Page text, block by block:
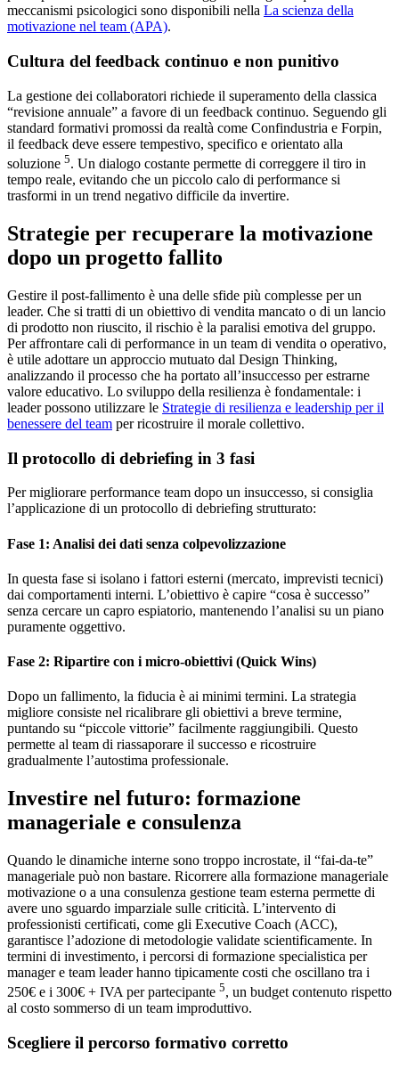
meccanismi psicologici sono disponibili nella La scienza della
motivazione nel team (APA).
Cultura del feedback continuo e non punitivo
La gestione dei collaboratori richiede il superamento della classica
“revisione annuale” a favore di un feedback continuo. Seguendo gli
standard formativi promossi da realtà come Confindustria e Forpin,
il feedback deve essere tempestivo, specifico e orientato alla
soluzione 5. Un dialogo costante permette di correggere il tiro in
tempo reale, evitando che un piccolo calo di performance si
trasformi in un trend negativo difficile da invertire.
Strategie per recuperare la motivazione
dopo un progetto fallito
Gestire il post-fallimento è una delle sfide più complesse per un
leader. Che si tratti di un obiettivo di vendita mancato o di un lancio
di prodotto non riuscito, il rischio è la paralisi emotiva del gruppo.
Per affrontare cali di performance in un team di vendita o operativo,
è utile adottare un approccio mutuato dal Design Thinking,
analizzando il processo che ha portato all’insuccesso per estrarne
valore educativo. Lo sviluppo della resilienza è fondamentale: i
leader possono utilizzare le Strategie di resilienza e leadership per il
benessere del team per ricostruire il morale collettivo.
Il protocollo di debriefing in 3 fasi
Per migliorare performance team dopo un insuccesso, si consiglia
l’applicazione di un protocollo di debriefing strutturato:
Fase 1: Analisi dei dati senza colpevolizzazione
In questa fase si isolano i fattori esterni (mercato, imprevisti tecnici)
dai comportamenti interni. L’obiettivo è capire “cosa è successo”
senza cercare un capro espiatorio, mantenendo l’analisi su un piano
puramente oggettivo.
Fase 2: Ripartire con i micro-obiettivi (Quick Wins)
Dopo un fallimento, la fiducia è ai minimi termini. La strategia
migliore consiste nel ricalibrare gli obiettivi a breve termine,
puntando su “piccole vittorie” facilmente raggiungibili. Questo
permette al team di riassaporare il successo e ricostruire
gradualmente l’autostima professionale.
Investire nel futuro: formazione
manageriale e consulenza
Quando le dinamiche interne sono troppo incrostate, il “fai-da-te”
manageriale può non bastare. Ricorrere alla formazione manageriale
motivazione o a una consulenza gestione team esterna permette di
avere uno sguardo imparziale sulle criticità. L’intervento di
professionisti certificati, come gli Executive Coach (ACC),
garantisce l’adozione di metodologie validate scientificamente. In
termini di investimento, i percorsi di formazione specialistica per
manager e team leader hanno tipicamente costi che oscillano tra i
250€ e i 300€ + IVA per partecipante 5, un budget contenuto rispetto
al costo sommerso di un team improduttivo.
Scegliere il percorso formativo corretto